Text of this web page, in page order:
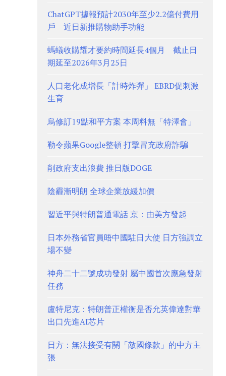
ChatGPT據報預計2030年至少2.2億付費用
戶 近日新推購物助手功能
螞蟻收購耀才要約時間延長4個月 截止日
期延至2026年3月25日
人口老化成增長「計時炸彈」 EBRD促刺激
生育
烏修訂19點和平方案 本周料無「特澤會」
勒令蘋果Google整頓 打擊冒充政府詐騙
削政府支出浪費 推日版DOGE
陰霾漸明朗 全球企業放緩加價
習近平與特朗普通電話 京：由美方發起
日本外務省官員晤中國駐日大使 日方強調立
場不變
神舟二十二號成功發射 屬中國首次應急發射
任務
盧特尼克：特朗普正權衡是否允英偉達對華
出口先進AI芯片
日方：無法接受有關「敵國條款」的中方主
張